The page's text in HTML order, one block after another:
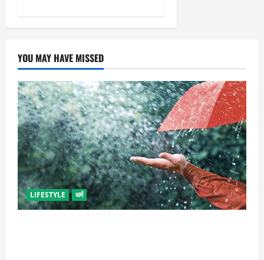
YOU MAY HAVE MISSED
LIFESTYLE धर्म